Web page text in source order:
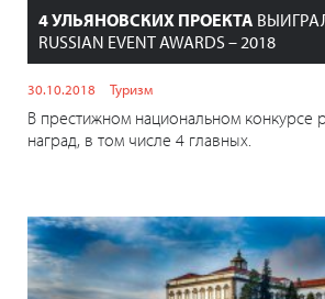
4 УЛЬЯНОВСКИХ ПРОЕКТА
RUSSIAN EVENT AWARDS – 2018
30.10.2018 Туризм
В престижном национальном конкурсе
наград, в том числе 4 главных.